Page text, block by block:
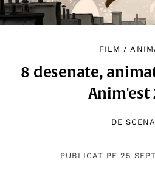
FILM /
8 desenate,
Anim'est
DE
PUBLICAT PE 25